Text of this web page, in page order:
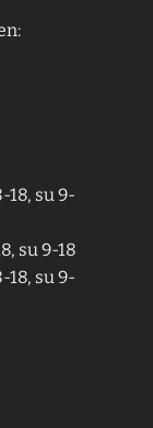
18, su 9-
su 9-18
18, su 9-